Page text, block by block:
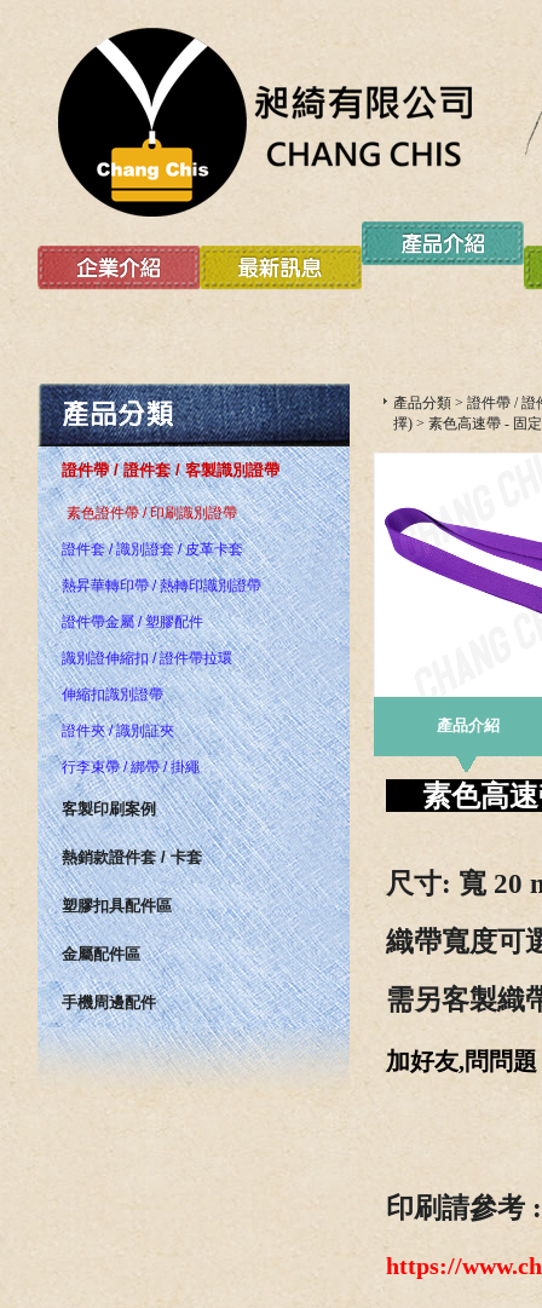
證件帶 / 證件套 / 客製識別證帶
素色證件帶 / 印刷識別證帶
證件套 / 識別證套 / 皮革卡套
熱昇華轉印帶 / 熱轉印識別證帶
證件帶金屬 / 塑膠配件
識別證伸縮扣 / 證件帶拉環
伸縮扣識別證帶
證件夾 / 識別証夾
行李束帶 / 綁帶 / 掛繩
客製印刷案例
熱銷款證件套 / 卡套
塑膠扣具配件區
金屬配件區
手機周邊配件
產品分類 > 證件帶 / 證
擇) > 素色高速帶 - 固
產品介紹
素色高
尺寸: 寬 20
織帶寬度可
需另客製織
加好友,問問
印刷請參考 :
https://